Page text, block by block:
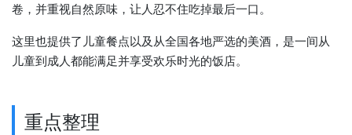
卷，并重视自然原味，让人忍不住吃掉最后一口。
这里也提供了儿童餐点以及从全国各地严选的美酒，是一间从
儿童到成人都能满足并享受欢乐时光的饭店。
重点整理